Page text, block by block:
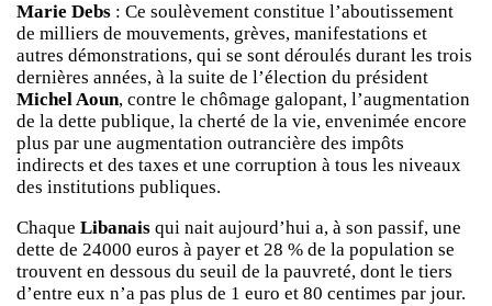
Marie Debs : Ce soulèvement constitue l’aboutissement
de milliers de mouvements, grèves, manifestations et
autres démonstrations, qui se sont déroulés durant les trois
dernières années, à la suite de l’élection du président
Michel Aoun, contre le chômage galopant, l’augmentation
de la dette publique, la cherté de la vie, envenimée encore
plus par une augmentation outrancière des impôts
indirects et des taxes et une corruption à tous les niveaux
des institutions publiques.
Chaque Libanais qui nait aujourd’hui a, à son passif, une
dette de 24000 euros à payer et 28 % de la population se
trouvent en dessous du seuil de la pauvreté, dont le tiers
d’entre eux n’a pas plus de 1 euro et 80 centimes par jour.